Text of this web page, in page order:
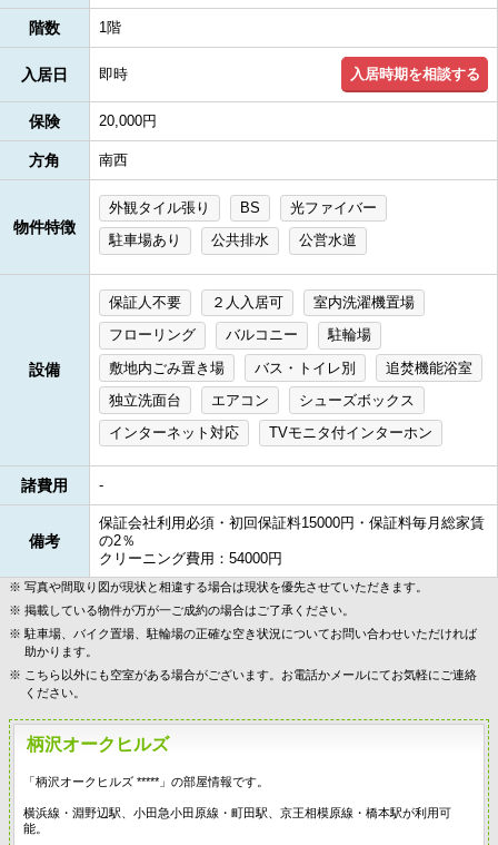
階数 1階
入居日 即時 入居時期を相談する
保険 20,000円
方角 南西
物件特徴
外観タイル張り BS
光ファイバー
駐車場あり
公共排水 公営水道
設備
保証人不要 ２人入居可
室内洗濯機置場
フローリング
バルコニー
駐輪場
敷地内ごみ置き場
バス・トイレ別
追焚機能浴室
独立洗面台
エアコン
シューズボックス
インターネット対応
TVモニタ付インターホン
諸費用 -
備考
保証会社利用必須・初回保証料15000円・保証料毎月総家賃
の2％
クリーニング費用：54000円
写真や間取り図が現状と相違する場合は現状を優先させていただきます。
掲載している物件が万が一ご成約の場合はご了承ください。
駐車場、バイク置場、駐輪場の正確な空き状況についてお問い合わせいただければ
助かります。
こちら以外にも空室がある場合がございます。お電話かメールにてお気軽にご連絡
ください。
柄沢オークヒルズ
「柄沢オークヒルズ *****」の部屋情報です。
横浜線・淵野辺駅、小田急小田原線・町田駅、京王相模原線・橋本駅が利用可
能。